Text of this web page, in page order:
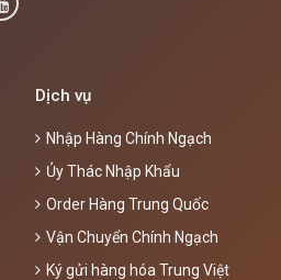
Dịch vụ
Nhập Hàng Chính Ngạch
Ủy Thác Nhập Khẩu
Order Hàng Trung Quốc
Vận Chuyển Chính Ngạch
Ký gửi hàng hóa Trung Việt